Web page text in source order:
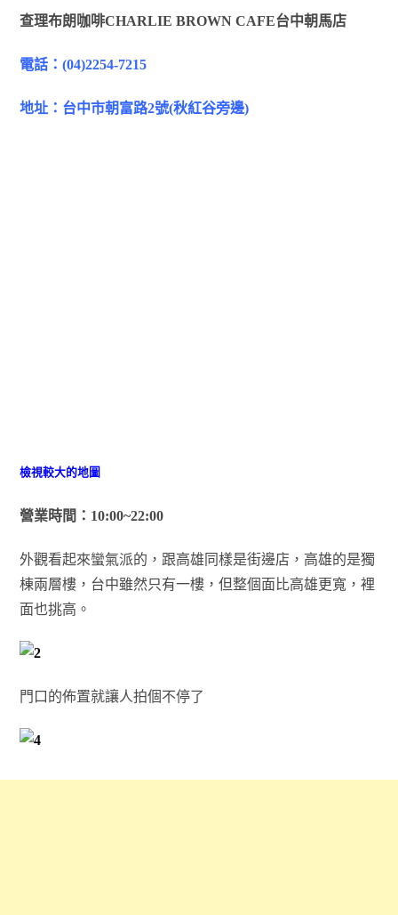
查理布朗咖啡CHARLIE BROWN CAFE台中朝馬店
電話：(04)2254-7215
地址：台中市朝富路2號(秋紅谷旁邊)
檢視較大的地圖
營業時間：10:00~22:00
外觀看起來蠻氣派的，跟高雄同樣是街邊店，高雄的是獨
棟兩層樓，台中雖然只有一樓，但整個面比高雄更寬，裡
面也挑高。
門口的佈置就讓人拍個不停了